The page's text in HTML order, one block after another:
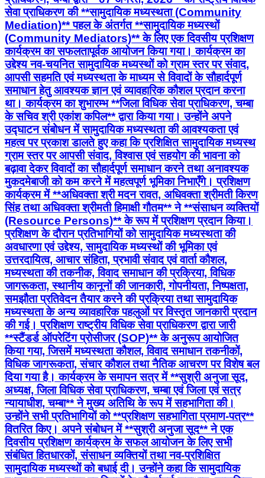
सेवा प्राधिकरण की **सामुदायिक मध्यस्थता (Community
Mediation)** पहल के अंतर्गत **सामुदायिक मध्यस्थों
(Community Mediators)** के लिए एक दिवसीय प्रशिक्षण
कार्यक्रम का सफलतापूर्वक आयोजन किया गया। कार्यक्रम का
उद्देश्य नव-चयनित सामुदायिक मध्यस्थों को ग्राम स्तर पर संवाद,
आपसी सहमति एवं मध्यस्थता के माध्यम से विवादों के सौहार्दपूर्ण
समाधान हेतु आवश्यक ज्ञान एवं व्यावहारिक कौशल प्रदान करना
था। कार्यक्रम का शुभारम्भ **जिला विधिक सेवा प्राधिकरण, चम्बा
के सचिव श्री एकांश कपिल** द्वारा किया गया। उन्होंने अपने
उद्घाटन संबोधन में सामुदायिक मध्यस्थता की आवश्यकता एवं
महत्व पर प्रकाश डालते हुए कहा कि प्रशिक्षित सामुदायिक मध्यस्थ
ग्राम स्तर पर आपसी संवाद, विश्वास एवं सहयोग की भावना को
बढ़ावा देकर विवादों का सौहार्दपूर्ण समाधान करने तथा अनावश्यक
मुकदमेबाजी को कम करने में महत्वपूर्ण भूमिका निभाएँगे। प्रशिक्षण
कार्यक्रम में **अधिवक्ता श्री मदन रावत, अधिवक्ता श्रीमती किरण
सिंह तथा अधिवक्ता श्रीमती हिमाक्षी गौतम** ने **संसाधन व्यक्तियों
(Resource Persons)** के रूप में प्रशिक्षण प्रदान किया।
प्रशिक्षण के दौरान प्रतिभागियों को सामुदायिक मध्यस्थता की
अवधारणा एवं उद्देश्य, सामुदायिक मध्यस्थों की भूमिका एवं
उत्तरदायित्व, आचार संहिता, प्रभावी संवाद एवं वार्ता कौशल,
मध्यस्थता की तकनीक, विवाद समाधान की प्रक्रिया, विधिक
जागरूकता, स्थानीय कानूनों की जानकारी, गोपनीयता, निष्पक्षता,
समझौता प्रतिवेदन तैयार करने की प्रक्रिया तथा सामुदायिक
मध्यस्थता के अन्य व्यावहारिक पहलुओं पर विस्तृत जानकारी प्रदान
की गई। प्रशिक्षण राष्ट्रीय विधिक सेवा प्राधिकरण द्वारा जारी
**स्टैंडर्ड ऑपरेटिंग प्रोसीजर (SOP)** के अनुरूप आयोजित
किया गया, जिसमें मध्यस्थता कौशल, विवाद समाधान तकनीकों,
विधिक जागरूकता, संचार कौशल तथा नैतिक आचरण पर विशेष बल
दिया गया है। कार्यक्रम के समापन सत्र में **सुश्री अनुजा सूद,
अध्यक्ष, जिला विधिक सेवा प्राधिकरण, चम्बा एवं जिला एवं सत्र
न्यायाधीश, चम्बा** ने मुख्य अतिथि के रूप में सहभागिता की।
उन्होंने सभी प्रतिभागियों को **प्रशिक्षण सहभागिता प्रमाण-पत्र**
वितरित किए। अपने संबोधन में **सुश्री अनुजा सूद** ने एक
दिवसीय प्रशिक्षण कार्यक्रम के सफल आयोजन के लिए सभी
संबंधित हितधारकों, संसाधन व्यक्तियों तथा नव-प्रशिक्षित
सामुदायिक मध्यस्थों को बधाई दी। उन्होंने कहा कि सामुदायिक